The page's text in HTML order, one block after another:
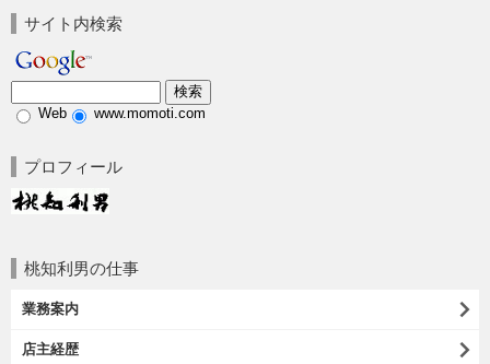
サイト内検索
Web www.momoti.com
プロフィール
桃知利男の仕事
業務案内
店主経歴